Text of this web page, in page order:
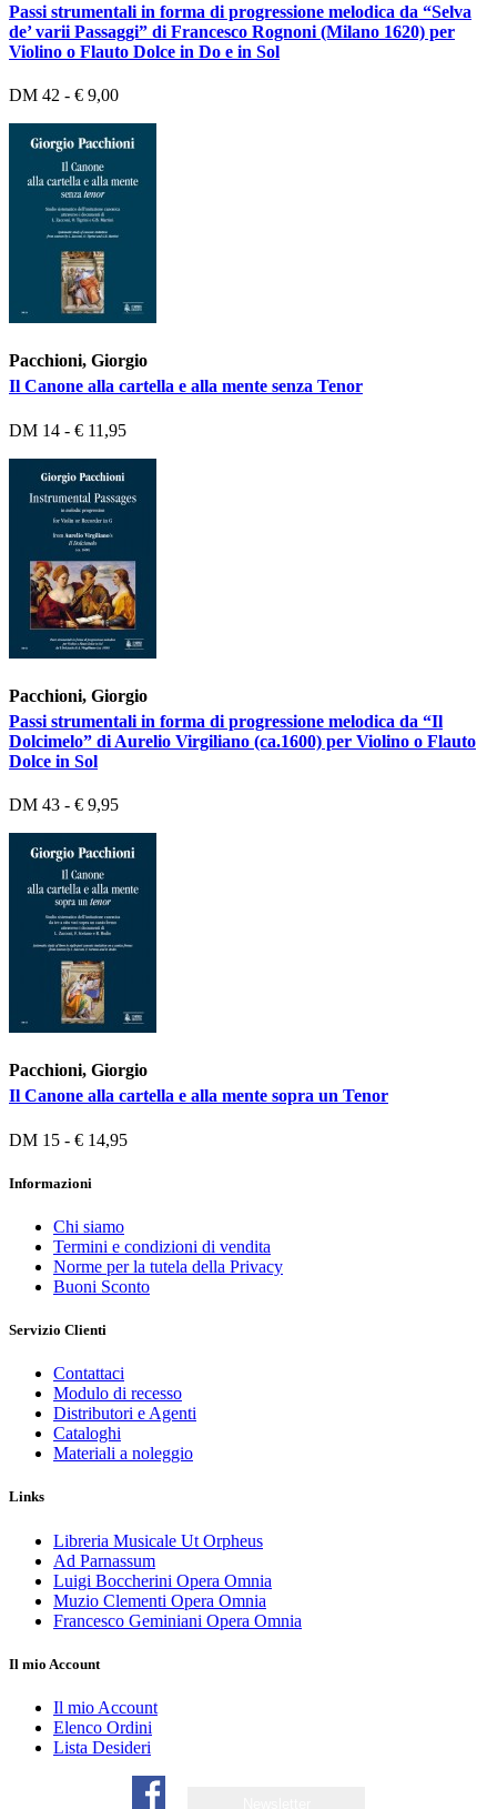
Passi strumentali in forma di progressione melodica da “Selva
de’ varii Passaggi” di Francesco Rognoni (Milano 1620) per
Violino o Flauto Dolce in Do e in Sol
DM 42 - € 9,00
Pacchioni, Giorgio
Il Canone alla cartella e alla mente senza Tenor
DM 14 - € 11,95
Pacchioni, Giorgio
Passi strumentali in forma di progressione melodica da “Il
Dolcimelo” di Aurelio Virgiliano (ca.1600) per Violino o Flauto
Dolce in Sol
DM 43 - € 9,95
Pacchioni, Giorgio
Il Canone alla cartella e alla mente sopra un Tenor
DM 15 - € 14,95
Informazioni
Chi siamo
Termini e condizioni di vendita
Norme per la tutela della Privacy
Buoni Sconto
Servizio Clienti
Contattaci
Modulo di recesso
Distributori e Agenti
Cataloghi
Materiali a noleggio
Links
Libreria Musicale Ut Orpheus
Ad Parnassum
Luigi Boccherini Opera Omnia
Muzio Clementi Opera Omnia
Francesco Geminiani Opera Omnia
Il mio Account
Il mio Account
Elenco Ordini
Lista Desideri